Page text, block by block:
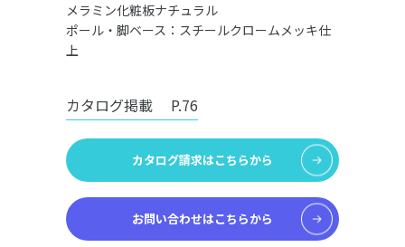
メラミン化粧板ナチュラル
ポール・脚ベース：スチールクロームメッキ仕
上
カタログ掲載 P.76
カタログ請求はこちらから
お問い合わせはこちらから